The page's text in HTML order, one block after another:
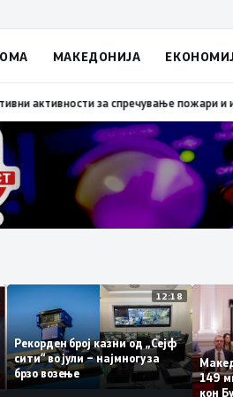
МАКЕДОНИЈА
поплави во Скопско: Во
12:18
Рекорден број казни од „Сејф
сити“ во јули – најмногу за
брзо возење